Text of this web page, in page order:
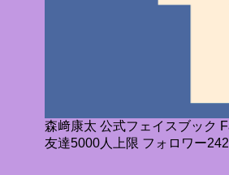
森﨑康太 公式フェイスブック
友達5000人上限 フォロワー